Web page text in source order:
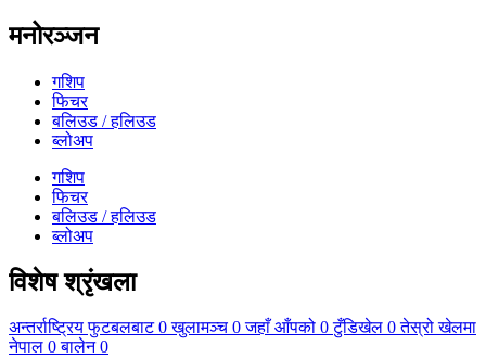
मनोरञ्जन
गशिप
फिचर
बलिउड / हलिउड
ब्लोअप
गशिप
फिचर
बलिउड / हलिउड
ब्लोअप
विशेष श्रृंखला
अन्तर्राष्ट्रिय फुटबलबाट 0 खुलामञ्च 0 जहाँ आँपको 0 टुँडिखेल 0 तेस्रो खेलमा
नेपाल 0 बालेन 0